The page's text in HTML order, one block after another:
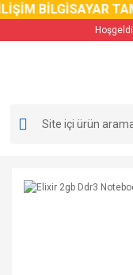
BİLGİSAYAR